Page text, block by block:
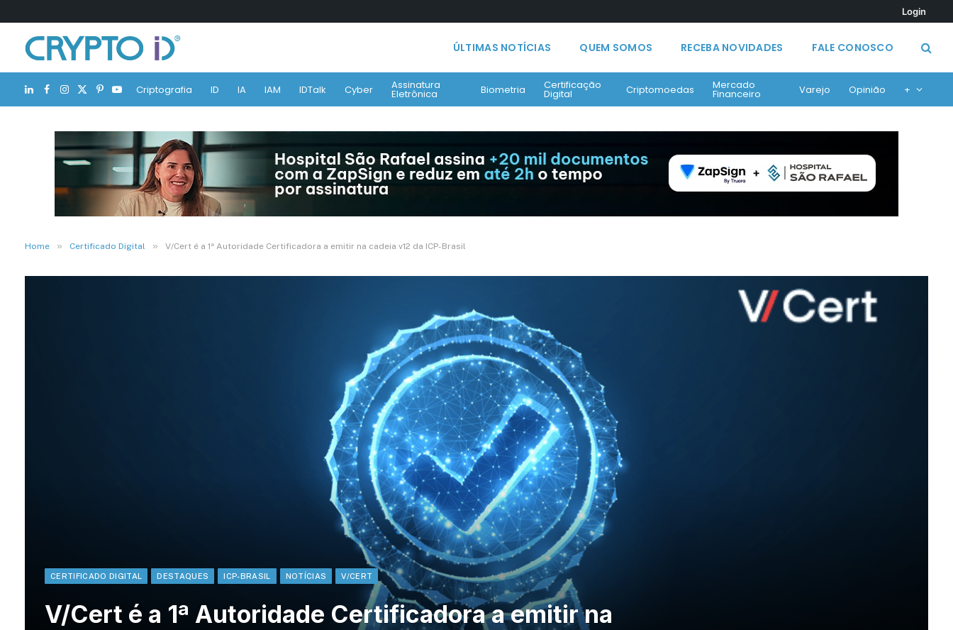
Login
ÚLTIMAS NOTÍCIAS QUEM SOMOS RECEBA NOVIDADES FALE CONOSCO
LinkedIn
Facebook
Instagram
X
(Twitter)
Pinterest
YouTubeCriptografia ID IA IAM IDTalk Cyber Assinatura
Eletrônica Biometria Certificação
Digital Criptomoedas Mercado
Financeiro Varejo Opinião +
Home » Certificado Digital » V/Cert é a 1ª Autoridade Certificadora a emitir na cadeia v12 da ICP-Brasil
CERTIFICADO DIGITAL DESTAQUES ICP-BRASIL NOTÍCIAS V/CERT
V/Cert é a 1ª Autoridade Certificadora a emitir na